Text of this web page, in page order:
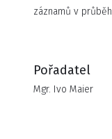
známém muzikálu
záznamů v
Pořadatel
Mgr. Ivo Maier